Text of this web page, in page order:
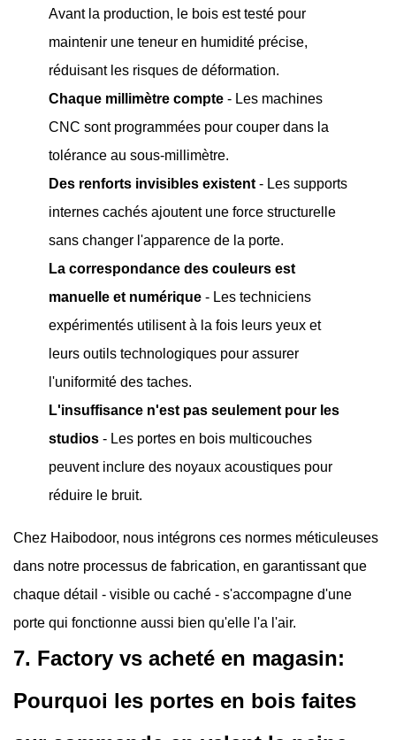
Avant la production, le bois est testé pour
maintenir une teneur en humidité précise,
réduisant les risques de déformation.
Chaque millimètre compte - Les machines
CNC sont programmées pour couper dans la
tolérance au sous-millimètre.
Des renforts invisibles existent - Les supports
internes cachés ajoutent une force structurelle
sans changer l'apparence de la porte.
La correspondance des couleurs est
manuelle et numérique - Les techniciens
expérimentés utilisent à la fois leurs yeux et
leurs outils technologiques pour assurer
l'uniformité des taches.
L'insuffisance n'est pas seulement pour les
studios - Les portes en bois multicouches
peuvent inclure des noyaux acoustiques pour
réduire le bruit.
Chez Haibodoor, nous intégrons ces normes méticuleuses
dans notre processus de fabrication, en garantissant que
chaque détail - visible ou caché - s'accompagne d'une
porte qui fonctionne aussi bien qu'elle l'a l'air.
7. Factory vs acheté en magasin:
Pourquoi les portes en bois faites